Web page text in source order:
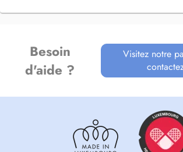
Besoin
d'aide ?
Visitez notre